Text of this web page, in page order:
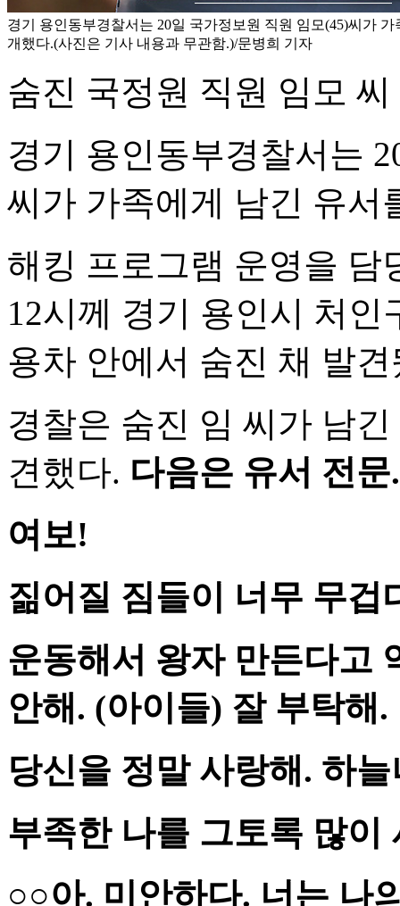
경기 용인동부경찰서는 20일 국가정보원 직원 임모(45)씨가
개했다.(사진은 기사 내용과 무관함.)/문병희 기자
숨진 국정원 직원 임모
경기 용인동부경찰서는
씨가 가족에게 남긴 유서
해킹 프로그램 운영을 담
12시께 경기 용인시 처
용차 안에서 숨진 채 발
경찰은 숨진 임 씨가 남
견했다. 다음은 유서 전문.
여보!
짊어질 짐들이 너무 무겁
운동해서 왕자 만든다고
안해. (아이들) 잘 부탁해.
당신을 정말 사랑해. 하
부족한 나를 그토록 많이
○○아. 미안하다. 너는 나